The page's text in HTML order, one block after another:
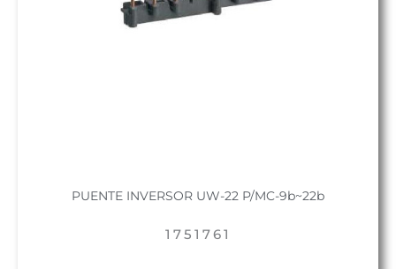
PUENTE INVERSOR UW-22 P/MC-9b~22b
1751761